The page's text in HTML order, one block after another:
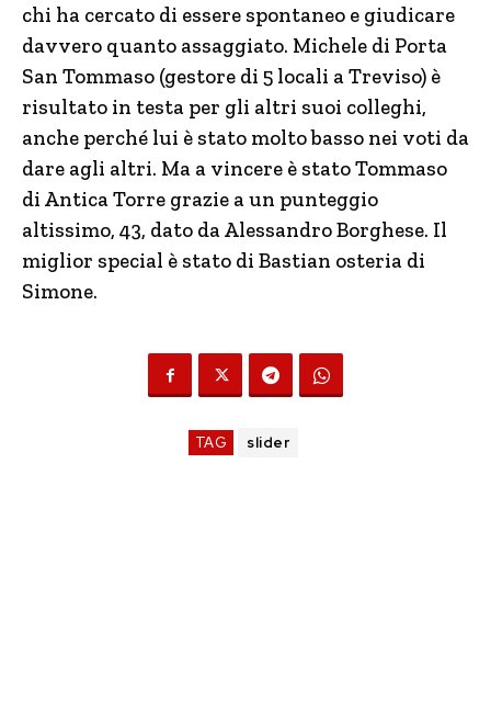
chi ha cercato di essere spontaneo e giudicare
davvero quanto assaggiato. Michele di Porta
San Tommaso (gestore di 5 locali a Treviso) è
risultato in testa per gli altri suoi colleghi,
anche perché lui è stato molto basso nei voti da
dare agli altri. Ma a vincere è stato Tommaso
di Antica Torre grazie a un punteggio
altissimo, 43, dato da Alessandro Borghese. Il
miglior special è stato di Bastian osteria di
Simone.
TAG slider